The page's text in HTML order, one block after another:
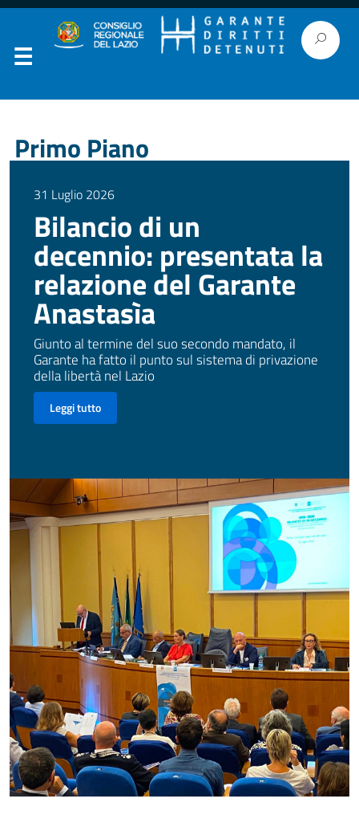
Primo Piano
31 Luglio 2026
Bilancio di un
decennio: presentata la
relazione del Garante
Anastasìa
Giunto al termine del suo secondo mandato, il
Garante ha fatto il punto sul sistema di privazione
della libertà nel Lazio
Leggi tutto